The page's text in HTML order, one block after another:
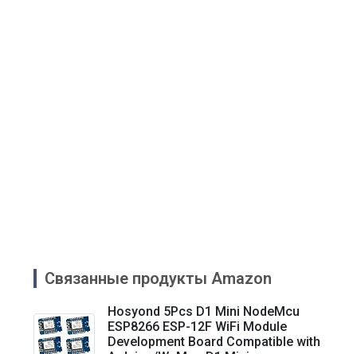
Связанные продукты Amazon
Hosyond 5Pcs D1 Mini NodeMcu
ESP8266 ESP-12F WiFi Module
Development Board Compatible with